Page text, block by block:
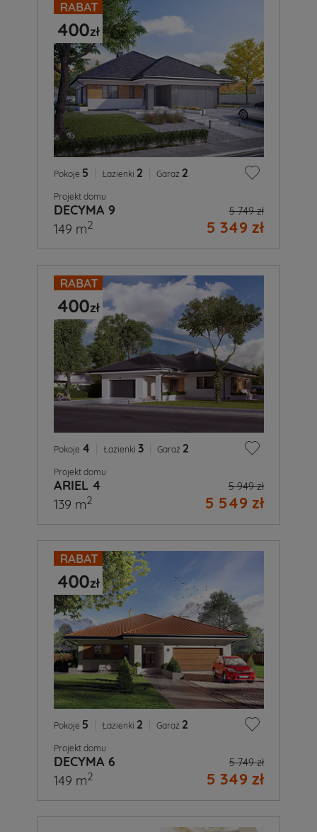
Pokoje 5 Łazienki 2 Garaż 2
Projekt domu
DECYMA 9 5 749 zł
5 349 zł
149 m2
Pokoje 4 Łazienki 3 Garaż 2
Projekt domu
ARIEL 4 5 949 zł
5 549 zł
139 m2
Pokoje 5 Łazienki 2 Garaż 2
Projekt domu
DECYMA 6 5 749 zł
5 349 zł
149 m2